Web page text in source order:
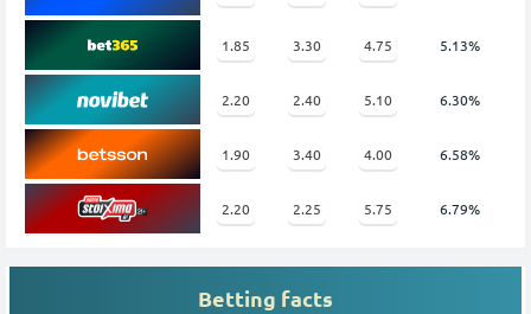
1.85 3.30 4.75 5.13%
2.20 2.40 5.10 6.30%
1.90 3.40 4.00 6.58%
2.20 2.25 5.75 6.79%
Betting facts